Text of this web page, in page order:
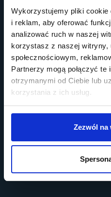
Wykorzystujemy pliki cookie
i reklam, aby oferować
analizować ruch w naszej
korzystasz z naszej witryny,
społecznościowym,
Partnerzy mogą połączyć
otrzymanymi od Ciebie lub
korzystania z ich usług.
Zezwól na